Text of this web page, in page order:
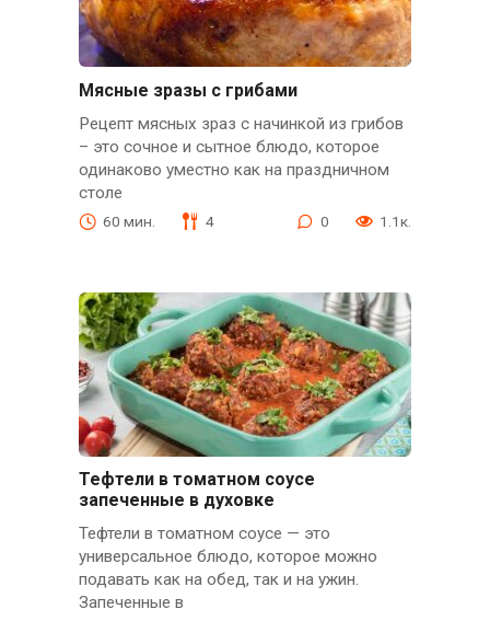
Мясные зразы с грибами
Рецепт мясных зраз с начинкой из грибов
– это сочное и сытное блюдо, которое
одинаково уместно как на праздничном
столе
60 мин. 4 0 1.1к.
Тефтели в томатном соусе
запеченные в духовке
Тефтели в томатном соусе — это
универсальное блюдо, которое можно
подавать как на обед, так и на ужин.
Запеченные в